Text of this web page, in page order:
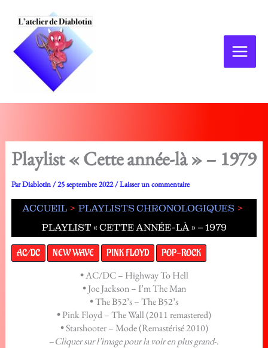
contenu
Playlist « Cette année-là » – 1979
ParDiablotin/25 septembre 2022/Laisser un commentaire
ACCUEIL
PLAYLISTS CHRONOLOGIQUES
PLAYLIST « CETTE ANNÉE-LÀ » – 1979
AC/DC NEW WAVE PINK FLOYD POP-ROCK
•AC/DC – Highway To Hell
•Joe Jackson – I’m The Man
•The B52’s – The B52’s
•Pink Floyd – The Wall (2011 remastered)
•Starshooter – Mode (Remastérisé 2010)
–Cliquer sur l’image pour la voir en plus grand-.